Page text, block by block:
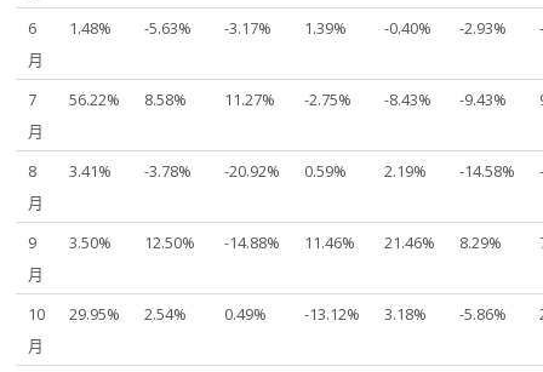
6
月
1.48% -5.63% -3.17% 1.39% -0.40% -2.93%
7
月
56.22% 8.58% 11.27% -2.75% -8.43% -9.43%
8
月
3.41% -3.78% -20.92% 0.59% 2.19% -14.58%
9
月
3.50% 12.50% -14.88% 11.46% 21.46% 8.29%
10
月
29.95% 2.54% 0.49% -13.12% 3.18% -5.86%